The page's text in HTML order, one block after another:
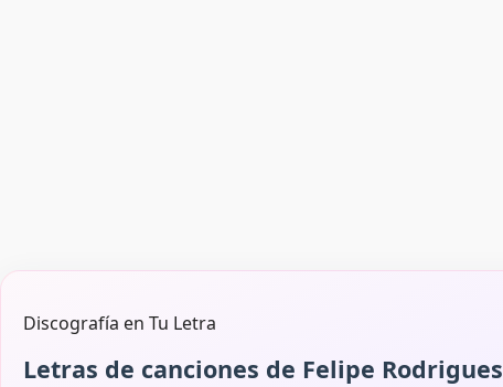
Discografía en Tu Letra
Letras de canciones de Felipe Rodrigues